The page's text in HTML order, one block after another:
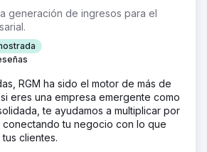
generación de ingresos para el
RGM ha sido el motor de más de
eres una empresa emergente como
te ayudamos a multiplicar por
conectando tu negocio con lo que
clientes.